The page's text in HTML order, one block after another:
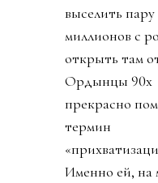
20-30% будет
синдикату,
соберет брат
дочки Трампа
фамилии
самые дельцы,
среди прочего,
планируют